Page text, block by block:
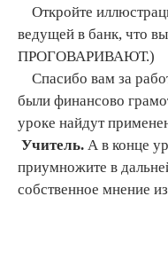
Откройте
ведущей в банк, что
Спасибо вам за
были финансово
уроке найдут
Учитель. А в конце
приумножите в
собственное мнение